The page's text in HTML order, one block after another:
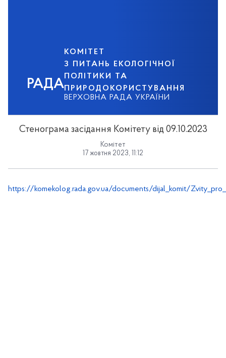
РАДА
КОМІТЕТ
З ПИТАНЬ ЕКОЛОГІЧНОЇ
ПОЛІТИКИ ТА
ПРИРОДОКОРИСТУВАННЯ
ВЕРХОВНА РАДА УКРАЇНИ
Стенограма засідання Комітету від 09.10.2023
Комітет
17 жовтня 2023, 11:12
https://komekolog.rada.gov.ua/documents/dijal_komit/